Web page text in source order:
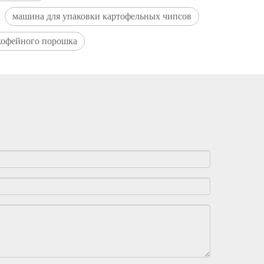
машина для упаковки картофельных чипсов
порошка